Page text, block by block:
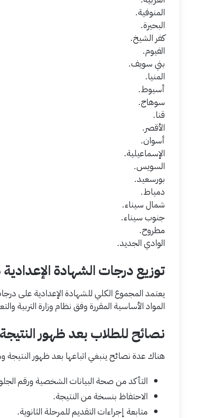
المنوفية.
البحيرة.
كفر الشيخ.
الفيوم.
بني سويف.
المنيا.
أسيوط.
سوهاج.
قنا.
الأقصر.
أسوان.
الإسماعيلية.
السويس.
بورسعيد.
دمياط.
شمال سيناء.
جنوب سيناء.
مطروح.
الوادي الجديد.
توزيع درجات الشهادة الإعدادية 2026
يعتمد المجموع الكلي للشهادة الإعدادية على
المواد الأساسية المقررة وفق نظام وزارة التربية
نصائح للطلاب بعد ظهور النتيجة
هناك عدة نصائح ينبغي اتباعها بعد ظهور النتيجة
التأكد من صحة البيانات الشخصية ورقم
الاحتفاظ بنسخة من النتيجة.
متابعة إجراءات التقديم للمرحلة الثانوية.